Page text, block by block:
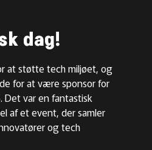
dag!
at støtte tech miljøet, og
for at være sponsor for
Det var en fantastisk
af et event, der samler
og tech